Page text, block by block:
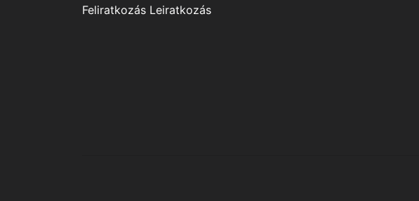
Feliratkozás Leiratkozás